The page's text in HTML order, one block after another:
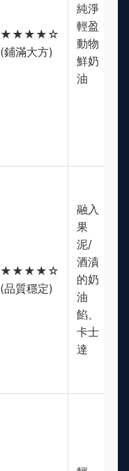
★★★★☆
(鋪滿大方)
純淨
輕盈
動物
鮮奶
油
★★★★☆
(品質穩定)
融入
果
泥/
酒漬
的奶
油
餡、
卡士
達